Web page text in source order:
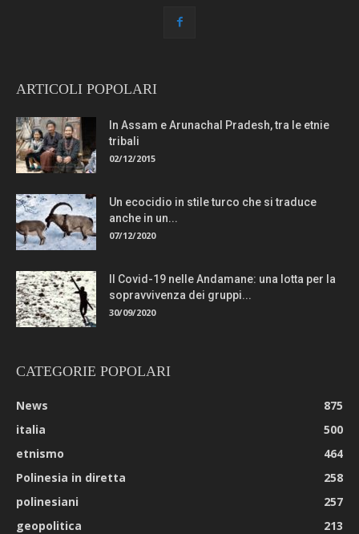
ARTICOLI POPOLARI
In Assam e Arunachal Pradesh, tra le etnie
tribali
02/12/2015
Un ecocidio in stile turco che si traduce
anche in un...
07/12/2020
Il Covid-19 nelle Andamane: una lotta per la
sopravvivenza dei gruppi...
30/09/2020
CATEGORIE POPOLARI
News
875
italia
500
etnismo
464
Polinesia in diretta
258
polinesiani
257
geopolitica
213